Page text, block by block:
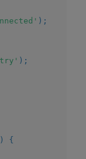
) ;
) ;
)
{